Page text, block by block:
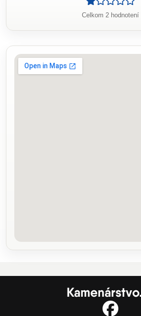
Celkom 2 hodnotení